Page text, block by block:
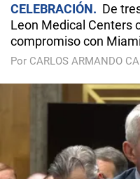
CELEBRACIÓN
De
Leon Medical Centers
compromiso con Miami
Por CARLOS ARMANDO